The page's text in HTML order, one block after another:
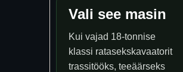
Vali see masin
Kui vajad 18-tonnise
klassi ratasekskavaatorit
trassitööks, teeäärseks